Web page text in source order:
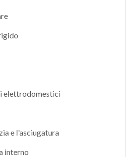
elettrodomestici
e l'asciugatura
interno